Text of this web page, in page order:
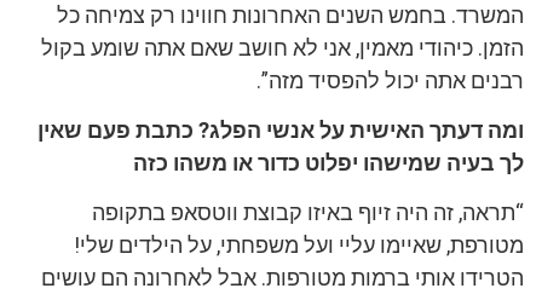
המשרד. בחמש השנים האחרונות חווינו רק צמיחה כל
הזמן. כיהודי מאמין, אני לא חושב שאם אתה שומע בקול
רבנים אתה יכול להפסיד מזה”.
ומה דעתך האישית על אנשי הפלג? כתבת פעם שאין
לך בעיה שמישהו יפלוט כדור או משהו כזה
“תראה, זה היה זיוף באיזו קבוצת ווטסאפ בתקופה
מטורפת, שאיימו עליי ועל משפחתי, על הילדים שלי!
הטרידו אותי ברמות מטורפות. אבל לאחרונה הם עושים